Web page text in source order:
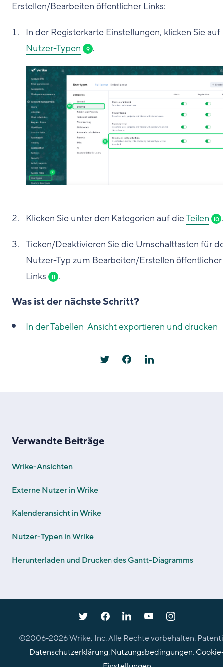
Erstellen/Bearbeiten öffentlicher Links:
In der Registerkarte Einstellungen, klicken Sie auf
Nutzer-Typen
9 .
Klicken Sie unter den Kategorien auf dieTeilen 10 .
Ticken/Deaktivieren Sie die Umschalttasten für
Nutzer-Typ zum Bearbeiten/Erstellen öffentlicher
Links
11 .
Was ist der nächste Schritt?
In der Tabellen-Ansicht exportieren und drucken
Verwandte Beiträge
Wrike-Ansichten
Externe Nutzer in Wrike
Kalenderansicht in Wrike
Nutzer-Typen in Wrike
Herunterladen und Drucken des Gantt-Diagramms
©2006-2026Wrike, Inc. Alle Rechte vorbehalten.
Datenschutzerklärung.Nutzungsbedingungen.